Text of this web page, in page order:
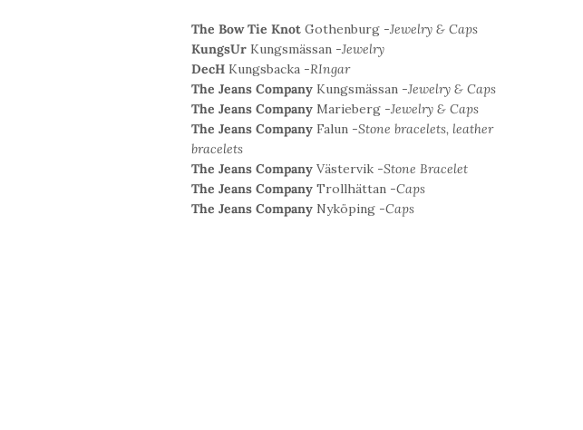
The Bow Tie Knot Gothenburg -Jewelry & Caps
KungsUr Kungsmässan -Jewelry
DecH Kungsbacka -RIngar
The Jeans Company Kungsmässan -Jewelry & Caps
The Jeans Company Marieberg -Jewelry & Caps
The Jeans Company Falun -Stone bracelets, leather
bracelets
The Jeans Company Västervik -Stone Bracelet
The Jeans Company Trollhättan -Caps
The Jeans Company Nyköping -Caps